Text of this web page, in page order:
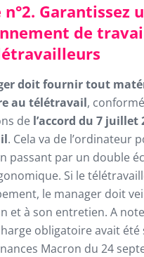
Garantissez
de
doit fournir tout
au télétravail,
de l’accord du 7 juillet
. Cela va de l’ordinateur
passant par un double
Si le
le manager doit
et à son entretien. A
obligatoire avait
Macron du 24